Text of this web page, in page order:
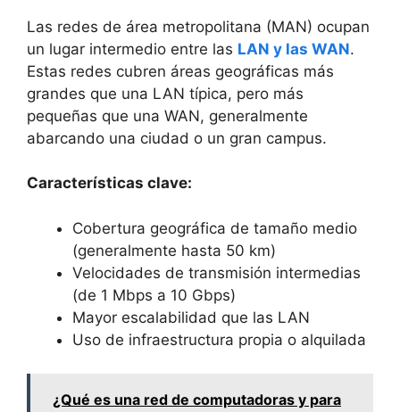
Las redes de área metropolitana (MAN) ocupan
un lugar intermedio entre las LAN y las WAN.
Estas redes cubren áreas geográficas más
grandes que una LAN típica, pero más
pequeñas que una WAN, generalmente
abarcando una ciudad o un gran campus.
Características clave:
Cobertura geográfica de tamaño medio
(generalmente hasta 50 km)
Velocidades de transmisión intermedias
(de 1 Mbps a 10 Gbps)
Mayor escalabilidad que las LAN
Uso de infraestructura propia o alquilada
¿Qué es una red de computadoras y para